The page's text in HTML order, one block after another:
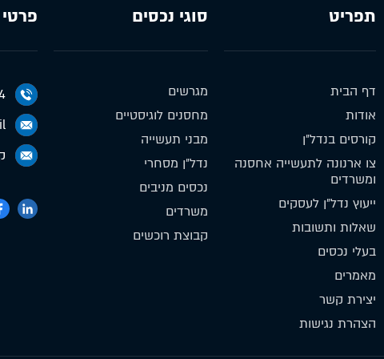
תפריט
דף הבית
אודות
קורסים בנדל״ן
צו ארנונה לתעשייה אחסנה
ומשרדים
ייעוץ נדל״ן לעסקים
שאלות ותשובות
בעלי נכסים
מאמרים
יצירת קשר
הצהרת נגישות
סוגי נכסים
מגרשים
מחסנים לוגיסטיים
מבני תעשייה
נדל״ן מסחרי
נכסים מניבים
משרדים
קבוצת רוכשים